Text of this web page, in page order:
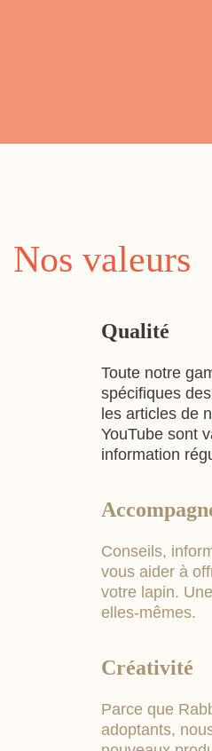
Nos valeurs
Qualité
Toute notre
spécifiques
les articles de
YouTube sont
information
Conseils,
vous aider à
votre lapin.
elles-mêmes.
Créativité
Parce que
adoptants,